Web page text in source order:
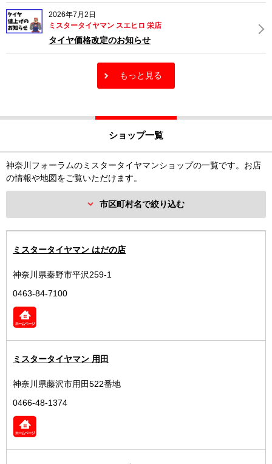
2026年7月2日
ミスタータイヤマン スエヒロ 栄店
タイヤ価格改定のお知らせ
もっと見る
ショップ一覧
神奈川フォーラムのミスタータイヤマンショップの一覧です。お店
の情報や地図をご覧いただけます。
市区町村名で絞り込む
ミスタータイヤマン はだの店
神奈川県秦野市平沢259-1
0463-84-7100
ミスタータイヤマン 用田
神奈川県藤沢市用田522番地
0466-48-1374